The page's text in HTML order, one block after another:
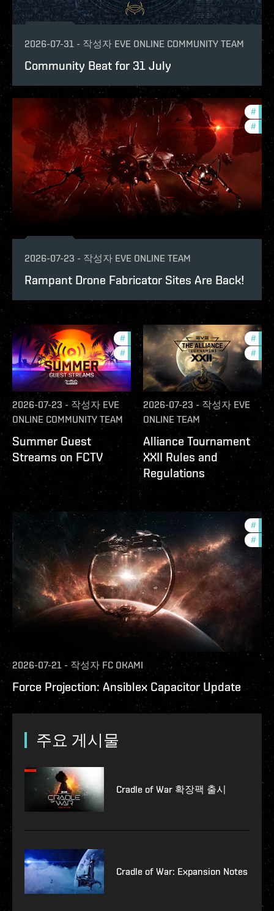
2026-07-31 - 작성자 EVE ONLINE COMMUNITY TEAM
Community Beat for 31 July
#
#
2026-07-23 - 작성자 EVE ONLINE TEAM
Rampant Drone Fabricator Sites Are Back!
# ccptv
# community
2026-07-23 - 작성자 EVE
ONLINE COMMUNITY TEAM
Summer Guest
Streams on FCTV
#
#
2026-07-23 - 작성자 EVE
ONLINE TEAM
Alliance Tournament
XXII Rules and
Regulations
#
#
2026-07-21 - 작성자 FC OKAMI
Force Projection: Ansiblex Capacitor Update
주요 게시물
Cradle of War 확장팩 출시
Cradle of War: Expansion Notes